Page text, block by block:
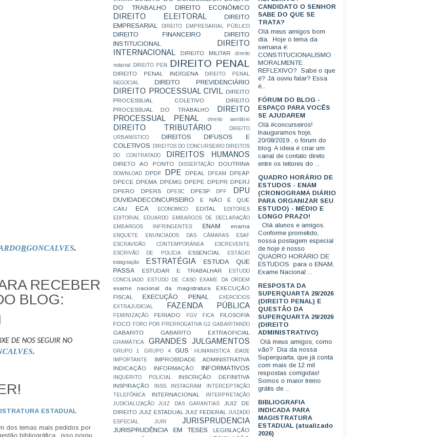
RGONCALVES.
RECEBER
BLOG:
DE NOS SEGUIR NO
.
ESTADUAL
dos temas mais pedidos por
bibliográfica , isso porqu...
DO TRABALHO
DIREITO ECONÔMICO
DIREITO ELEITORAL
DIREITO
EMPRESARIAL
DIREITO EMPRESARIAL PÚBLICO
DIREITO FINANCEIRO
DIREITO
INSTITUCIONAL
DIREITO
INTERNACIONAL
DIREITO MILITAR direito
notarial DIREITO PEN DIREITO PENAL
DIREITO PENAL INDÍGENA
DIREITO PENAL
NEGOCIAL
DIREITO PREVIDENCIÁRIO
DIREITO PROCESSUAL CIVIL
DIREITO
PROCESSUAL COLETIVO
DIREITO
PROCESSUAL DO TRABALHO
DIREITO
PROCESSUAL PENAL
direito sanitário
DIREITO TRIBUTÁRIO
DIREITO
URBANÍSTICO
DIREITOS DIFUSOS E
COLETIVOS
DIREITOS DO CONCURSEIRO DIREITOS
DO CONTRATADO
DIREITOS HUMANOS
DIRETO AO PONTO DISSERTAÇÃO DOUTRINA
DOWNLOAD DPDF DPE DPEAL DPEAM
DPEAP
DPECE DPEMA DPEMG DPEPE DPEPR DPERJ
DPERO
DPERS DPESC DPESP DPF DPU
DUVIDADECONCURSEIRO
E NÃO É QUE
CAIU
ECA ECONOMICO EDITAL
EDITORES
EDITORIAL
EDUARDO
EMBARGOS DE DECLARAÇÃO
EMBARGOS INFRINGENTES
ENAM enama
ENQUETE ENUNCIADOS DAS CÂMARAS
ESAF
ESCRAVIDÃO CONTEMPORÂNEA
ESCREVENTE
ESCRIVÃO DE POLÍCIA
ESSENCIAL
ESTÁGIO
estagnação
ESTRATÉGIA
ESTUDA QUE
PASSA
ESTUDAR E TRABALHAR
ESTUDO
CONCILIADO
ESTUDO DE CASO EXAME DA ORDEM
exame nacional da magistratura
EXECUÇÃO
FISCAL
EXECUÇÃO PENAL
EXERCÍCIOS
EXTRAJUDICIAL
FAZENDA PÚBLICA
FEMINIZAÇÃO FERIADO FGV FICA
FILOSOFIA
FOCO
FORO POR PRERROGATIVA G2 GABARITANDO
GABARITO GABARITO EXTRAOFICIAL
GRAMÁTICA GRANDES JULGAMENTOS
GRUPO 1 GRUPO 4 GUS HUMANÍSTICA
IDADE
IMPORTANTE
IMPROBIDADE ADMINISTRATIVA
INDICAÇÃO
INFORMAÇÃO INFORMATIVOS
INQUÉRITO POLICIAL
INSCRIÇÃO DEFINITIVA
INSPIRAÇÃO
INSS INSTAGRAM
INTERCEPTAÇÃO
TELEFÔNICA
INTERNACIONAL
INTERPRETAÇÃO
JUDICIALIZAÇÃO
JUIZ DAS GARANTIAS
JUIZ DE
DIREITO JUIZ ESTADUAL JUIZ FEDERAL
JUIZADO
ESPECIAL
JURI JURISPRUDENCIA
JURISPRUDÊNCIA EM TESES
LEGISLAÇÃO
CANDIDATO O SENHOR
SABE DO QUE SE
TRATA?
Olá meus amigos bom
dia. Hoje o tema da
semana é:
CONSTITUCIONALISMO
MORALMENTE
REFLEXIVO? Sabe o que
é? Já ouviu falar? Essa
é...
FÓRUM DO BLOG -
ESPAÇO PARA VOCÊS
SE AJUDAREM
Olá #concurseiros!
Inauguramos hoje,
20/08/2019 , o fórum do
blog. A ideia é criar um
canal de contato direto
entre os leitores do ...
QUADRO HORÁRIO DE
ESTUDOS - ENAM
(CRONOGRAMA DIÁRIO
PARA ORGANIZAR SEU
ESTUDO) - MÉDIO E
LONGO PRAZO!
Olá alunos e amigos.
Conforme prometido,
nossa postagem especial
de hoje é nosso
QUADRO HORÁRIO DE
ESTUDOS para o ENAM,
Exame Nacional ...
RESPOSTA DA
SUPERQUARTA 28/2026
(DIREITO PENAL) E
QUESTÃO DA
SUPERQUARTA 29/2026
(DIREITO
ADMINISTRATIVO)
Olá meus amigos, como
vão? Dia da nossa
Superquarta, que já conta
com mais de 12 mil
respostas corrigidas!
Somos o maior treino
grátis de ...
BIBLIOGRAFIA
INDICADA PARA
MAGISTRATURA
ESTADUAL (atualizado
2026)